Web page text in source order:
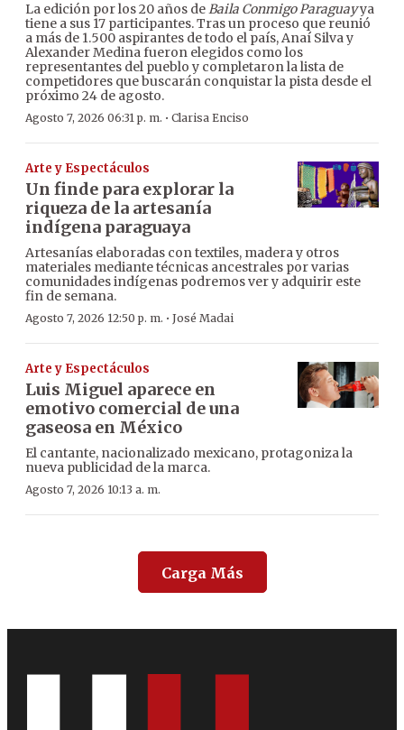
La edición por los 20 años deBaila Conmigo Paraguayya
tiene a sus 17 participantes. Tras un proceso que reunió
a más de 1.500 aspirantes de todo el país, Anaí Silva y
Alexander Medina fueron elegidos como los
representantes del pueblo y completaron la lista de
competidores que buscarán conquistar la pista desde el
próximo 24 de agosto.
Agosto 7, 2026 06:31 p. m. · Clarisa Enciso
Arte y Espectáculos
Un finde para explorar la
riqueza de la artesanía
indígena paraguaya
Artesanías elaboradas con textiles, madera y otros
materiales mediante técnicas ancestrales por varias
comunidades indígenas podremos ver y adquirir este
fin de semana.
Agosto 7, 2026 12:50 p. m. · José Madai
Arte y Espectáculos
Luis Miguel aparece en
emotivo comercial de una
gaseosa en México
El cantante, nacionalizado mexicano, protagoniza la
nueva publicidad de la marca.
Agosto 7, 2026 10:13 a. m.
Carga Más